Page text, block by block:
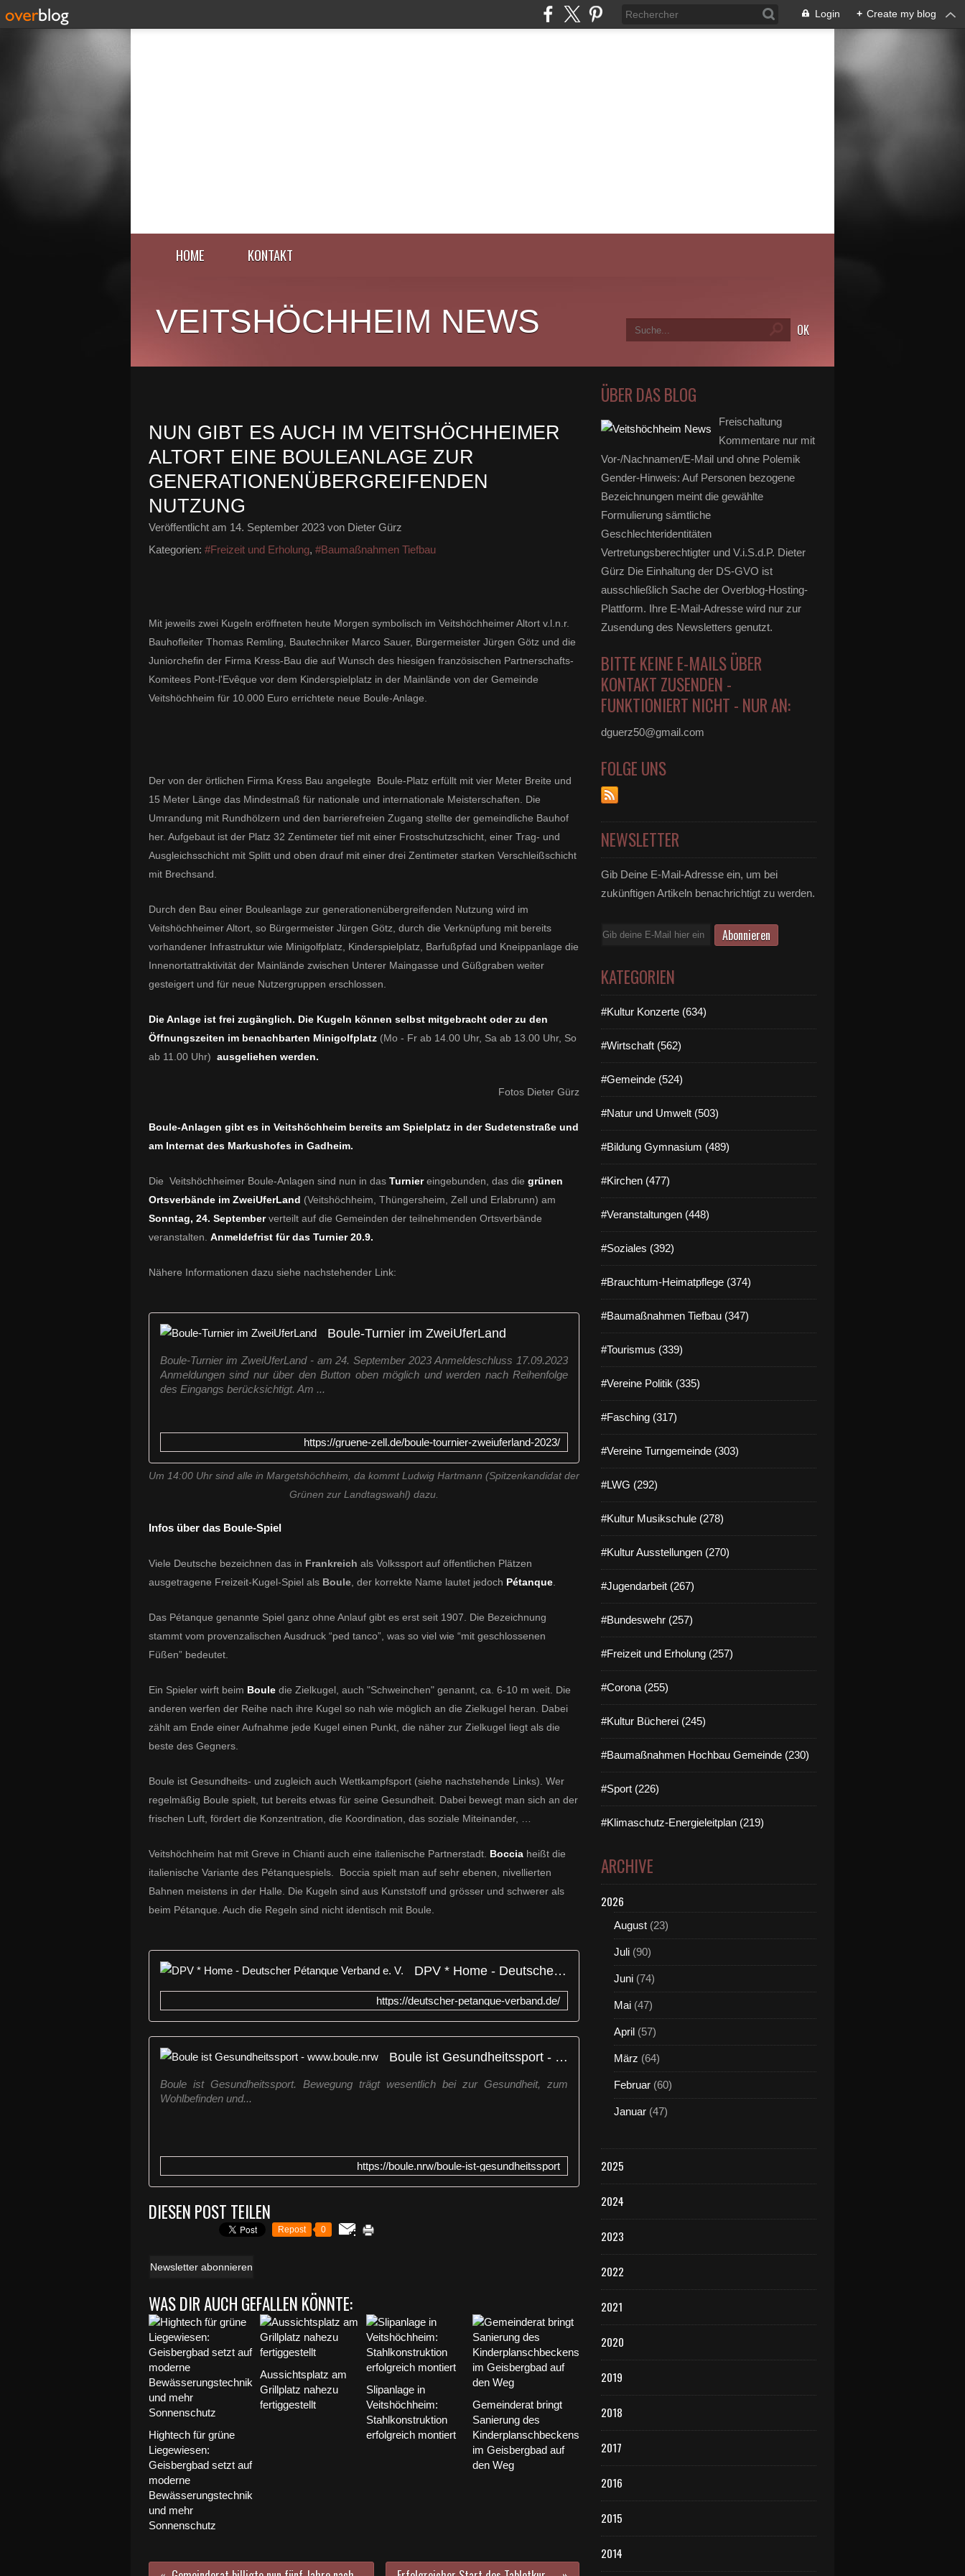
Login + Create my blog
HOME KONTAKT
VEITSHÖCHHEIM NEWS
NUN GIBT ES AUCH IM VEITSHÖCHHEIMER
ALTORT EINE BOULEANLAGE ZUR
GENERATIONENÜBERGREIFENDEN
NUTZUNG
Veröffentlicht am 14. September 2023 von Dieter Gürz
Kategorien: #Freizeit und Erholung, #Baumaßnahmen Tiefbau
Mit jeweils zwei Kugeln eröffneten heute Morgen symbolisch im Veitshöchheimer Altort v.l.n.r.
Bauhofleiter Thomas Remling, Bautechniker Marco Sauer, Bürgermeister Jürgen Götz und die
Juniorchefin der Firma Kress-Bau die auf Wunsch des hiesigen französischen Partnerschafts-
Komitees Pont-l'Evêque vor dem Kinderspielplatz in der Mainlände von der Gemeinde
Veitshöchheim für 10.000 Euro errichtete neue Boule-Anlage.
Der von der örtlichen Firma Kress Bau angelegte Boule-Platz erfüllt mit vier Meter Breite und
15 Meter Länge das Mindestmaß für nationale und internationale Meisterschaften. Die
Umrandung mit Rundhölzern und den barrierefreien Zugang stellte der gemeindliche Bauhof
her. Aufgebaut ist der Platz 32 Zentimeter tief mit einer Frostschutzschicht, einer Trag- und
Ausgleichsschicht mit Splitt und oben drauf mit einer drei Zentimeter starken Verschleißschicht
mit Brechsand.
Durch den Bau einer Bouleanlage zur generationenübergreifenden Nutzung wird im
Veitshöchheimer Altort, so Bürgermeister Jürgen Götz, durch die Verknüpfung mit bereits
vorhandener Infrastruktur wie Minigolfplatz, Kinderspielplatz, Barfußpfad und Kneippanlage die
Innenortattraktivität der Mainlände zwischen Unterer Maingasse und Güßgraben weiter
gesteigert und für neue Nutzergruppen erschlossen.
Die Anlage ist frei zugänglich. Die Kugeln können selbst mitgebracht oder zu den
Öffnungszeiten im benachbarten Minigolfplatz (Mo - Fr ab 14.00 Uhr, Sa ab 13.00 Uhr, So
ab 11.00 Uhr) ausgeliehen werden.
Fotos Dieter Gürz
Boule-Anlagen gibt es in Veitshöchheim bereits am Spielplatz in der Sudetenstraße und
am Internat des Markushofes in Gadheim.
Die Veitshöchheimer Boule-Anlagen sind nun in das Turniereingebunden, das die grünen
Ortsverbände im ZweiUferLand (Veitshöchheim, Thüngersheim, Zell und Erlabrunn) am
Sonntag, 24. Septemberverteilt auf die Gemeinden der teilnehmenden Ortsverbände
veranstalten. Anmeldefrist für das Turnier 20.9.
Nähere Informationen dazu siehe nachstehender Link:
Boule-Turnier im ZweiUferLand
Boule-Turnier im ZweiUferLand - am 24. September 2023 Anmeldeschluss 17.09.2023
Anmeldungen sind nur über den Button oben möglich und werden nach Reihenfolge
des Eingangs berücksichtigt. Am ...
https://gruene-zell.de/boule-tournier-zweiuferland-2023/
Um 14:00 Uhr sind alle in Margetshöchheim, da kommt Ludwig Hartmann (Spitzenkandidat der
Grünen zur Landtagswahl) dazu.
Infos über das Boule-Spiel
Viele Deutsche bezeichnen das in Frankreich als Volkssport auf öffentlichen Plätzen
ausgetragene Freizeit-Kugel-Spiel als Boule , der korrekte Name lautet jedoch Pétanque
Das Pétanque genannte Spiel ganz ohne Anlauf gibt es erst seit 1907. Die Bezeichnung
stammt vom provenzalischen Ausdruck “ped tanco”, was so viel wie “mit geschlossenen
Füßen” bedeutet.
Ein Spieler wirft beim Boule die Zielkugel, auch "Schweinchen" genannt, ca. 6-10 m weit. Die
anderen werfen der Reihe nach ihre Kugel so nah wie möglich an die Zielkugel heran. Dabei
zählt am Ende einer Aufnahme jede Kugel einen Punkt, die näher zur Zielkugel liegt als die
beste des Gegners.
Boule ist Gesundheits- und zugleich auch Wettkampfsport (siehe nachstehende Links). Wer
regelmäßig Boule spielt, tut bereits etwas für seine Gesundheit. Dabei bewegt man sich an der
frischen Luft, fördert die Konzentration, die Koordination, das soziale Miteinander, …
Veitshöchheim hat mit Greve in Chianti auch eine italienische Partnerstadt. Boccia heißt die
italienische Variante des Pétanquespiels. Boccia spielt man auf sehr ebenen, nivellierten
Bahnen meistens in der Halle. Die Kugeln sind aus Kunststoff und grösser und schwerer als
beim Pétanque. Auch die Regeln sind nicht identisch mit Boule.
DPV * Home - Deutscher Pétanque Verband e. V.
https://deutscher-petanque-verband.de/
Boule ist Gesundheitssport - www.boule.nrw
Boule ist Gesundheitssport. Bewegung trägt wesentlich bei zur Gesundheit, zum
Wohlbefinden und...
https://boule.nrw/boule-ist-gesundheitssport
DIESEN POST TEILEN
Repost 0
Newsletter abonnieren
WAS DIR AUCH GEFALLEN KÖNNTE:
Hightech für grüne
Liegewiesen:
Geisbergbad setzt auf
moderne
Bewässerungstechnik
und mehr
Sonnenschutz
Aussichtsplatz am
Grillplatz nahezu
fertiggestellt
Slipanlage in
Veitshöchheim:
Stahlkonstruktion
erfolgreich montiert
Gemeinderat bringt
Sanierung des
Kinderplanschbeckens
im Geisbergbad auf
den Weg
ÜBER DAS BLOG
Freischaltung
Kommentare nur mit
Vor-/Nachnamen/E-Mail und ohne Polemik
Gender-Hinweis: Auf Personen bezogene
Bezeichnungen meint die gewählte
Formulierung sämtliche
Geschlechteridentitäten
Vertretungsberechtigter und V.i.S.d.P. Dieter
Gürz Die Einhaltung der DS-GVO ist
ausschließlich Sache der Overblog-Hosting-
Plattform. Ihre E-Mail-Adresse wird nur zur
Zusendung des Newsletters genutzt.
BITTE KEINE E-MAILS ÜBER
KONTAKT ZUSENDEN -
FUNKTIONIERT NICHT - NUR AN:
dguerz50@gmail.com
FOLGE UNS
NEWSLETTER
Gib Deine E-Mail-Adresse ein, um bei
zukünftigen Artikeln benachrichtigt zu werden.
E-
KATEGORIEN
#Kultur Konzerte (634)
#Wirtschaft (562)
#Gemeinde (524)
#Natur und Umwelt (503)
#Bildung Gymnasium (489)
#Kirchen (477)
#Veranstaltungen (448)
#Soziales (392)
#Brauchtum-Heimatpflege (374)
#Baumaßnahmen Tiefbau (347)
#Tourismus (339)
#Vereine Politik (335)
#Fasching (317)
#Vereine Turngemeinde (303)
#LWG (292)
#Kultur Musikschule (278)
#Kultur Ausstellungen (270)
#Jugendarbeit (267)
#Bundeswehr (257)
#Freizeit und Erholung (257)
#Corona (255)
#Kultur Bücherei (245)
#Baumaßnahmen Hochbau Gemeinde (230)
#Sport (226)
#Klimaschutz-Energieleitplan (219)
ARCHIVE
2026
August (23)
Juli (90)
Juni (74)
Mai (47)
April (57)
März (64)
Februar (60)
Januar (47)
2025
2024
2023
2022
2021
2020
2019
2018
2017
2016
2015
2014